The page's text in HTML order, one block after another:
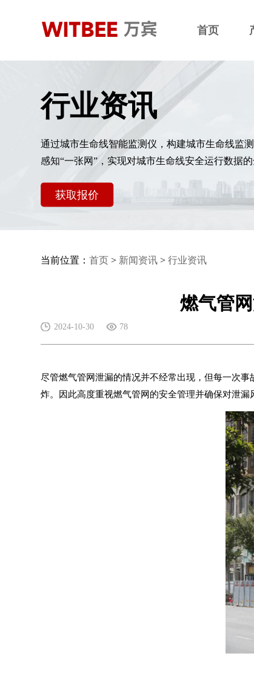
首页
行业资讯
通过城市生命线智能监测仪，构建城市生命线监
感知“一张网”，实现对城市生命线安全运行数据
获取报价
当前位置：首页 > 新闻资讯 >行业资讯
燃气管
2024-10-30 78
尽管燃气管网泄漏的情况并不经常出现，但每一次
炸。因此高度重视燃气管网的安全管理并确保对泄